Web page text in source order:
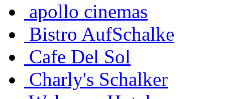
apollo cinemas
Bistro AufSchalke
Cafe Del Sol
Charly's Schalker